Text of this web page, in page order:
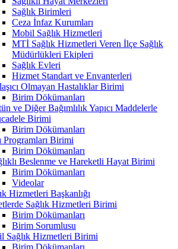
Sağlık Birimleri
Ceza İnfaz Kurumları
Mobil Sağlık Hizmetleri
MTİ Sağlık Hizmetleri Veren İlçe Sağlık
Müdürlükleri Ekipleri
Sağlık Evleri
Hizmet Standart ve Envanterleri
Olmayan Hastalıklar Birimi
Birim Dökümanları
ve Diğer Bağımlılık Yapıcı Maddelerle
Birimi
Birim Dökümanları
Programları Birimi
Birim Dökümanları
Beslenme ve Hareketli Hayat Birimi
Birim Dökümanları
Videolar
Hizmetleri Başkanlığı
Sağlık Hizmetleri Birimi
Birim Dökümanları
Birim Sorumlusu
Sağlık Hizmetleri Birimi
Birim Dökümanları